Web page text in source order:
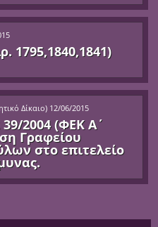
1795,1840,1841)
Δίκαιο) 12/06/2015
2004 (ΦΕΚ Α΄
Γραφείου
στο επιτελείο